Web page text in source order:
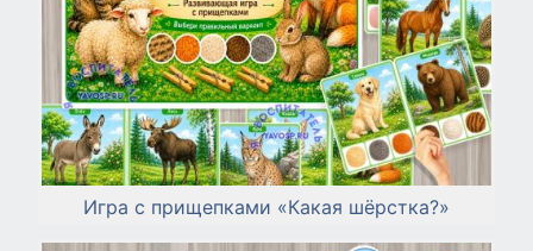
Игра с прищепками «Какая шёрстка?»